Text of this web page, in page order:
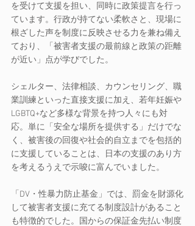
を受けて支援を担い、同時に政策提言を行っ
ています。行政が持てない柔軟さと、現場に
根ざした声を制度に反映させる力を兼ね備え
ており、「被害者支援の最前線と政策の距離
が近い」点が学びでした。
シェルター、法律相談、カウンセリング、職
業訓練といった直接支援に加え、若年妊娠や
LGBTQ+など多様な背景を持つ人々にも対
応。単に「安全な場所を提供する」だけでな
く、被害後の回復や社会的自立までを包括的
に支援していることは、日本の支援のあり方
を考えるうえで示唆に富んでいました。
「DV・性暴力防止基金」では、罰金を財源化
して被害者支援に充てる制度設計があること
も特徴的でした。国からの保証金先払い制度